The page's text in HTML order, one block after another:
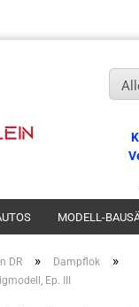
MODELL-
DR » Dampflok »
Ep. III